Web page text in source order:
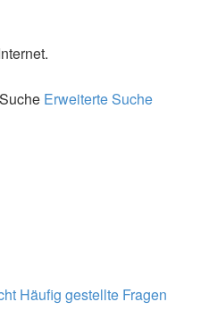
Suche Erweiterte Suche
Häufig gestellte Fragen